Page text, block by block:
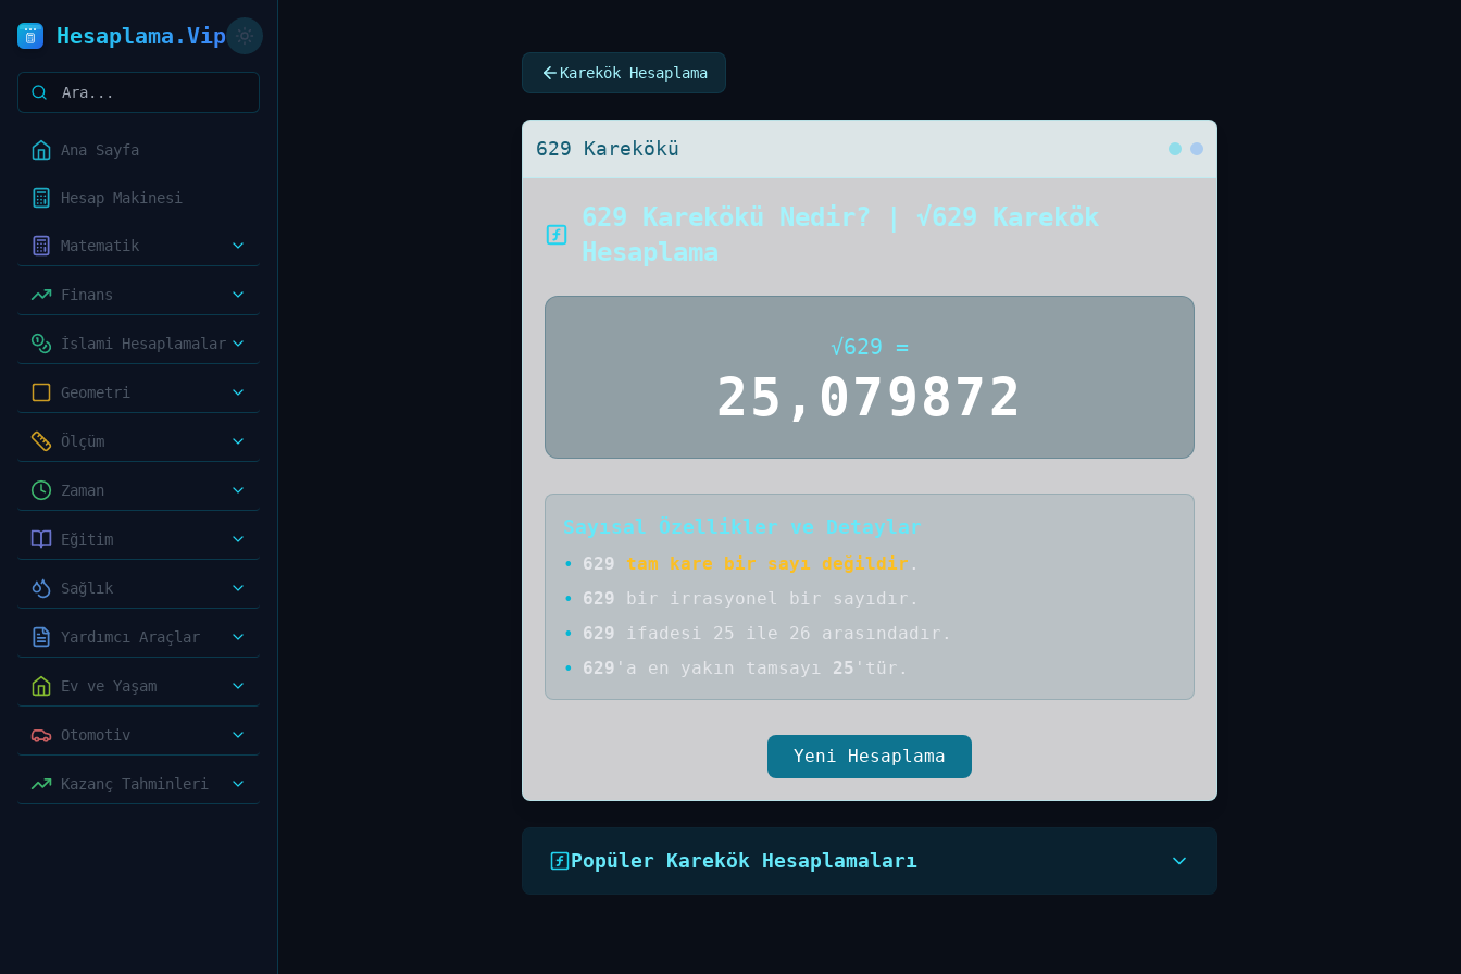
Hesaplama.Vip
Ana Sayfa
Hesap Makinesi
Matematik
Finans
İslami Hesaplamalar
Geometri
Ölçüm
Zaman
Eğitim
Sağlık
Yardımcı Araçlar
Ev ve Yaşam
Otomotiv
Kazanç Tahminleri
Karekök Hesaplama
629 Karekökü
629 Karekökü Nedir? | √629 Karekök
Hesaplama
√629 =
25,079872
Sayısal Özellikler ve Detaylar
• 629 tam kare bir sayı değildir .
•
629 bir irrasyonel bir sayıdır .
•
629
ifadesi 25 ile 26 arasındadır.
•
629 'a en yakın tamsayı 25 'tür.
Yeni Hesaplama
Popüler Karekök Hesaplamaları